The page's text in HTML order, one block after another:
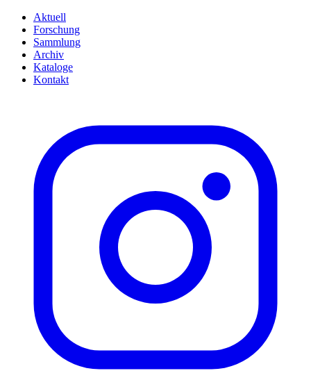
Aktuell
Forschung
Sammlung
Archiv
Kataloge
Kontakt